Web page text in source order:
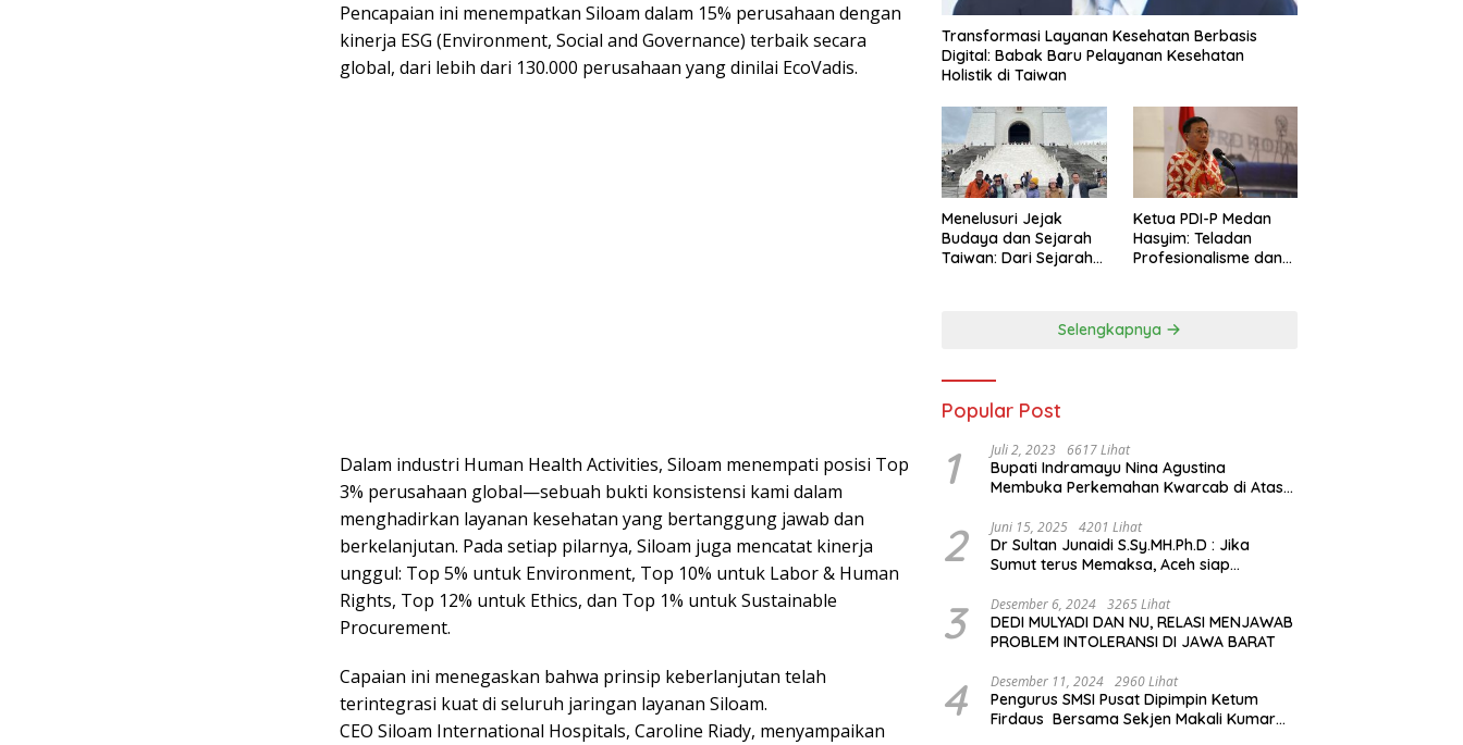
Pencapaian ini menempatkan Siloam dalam 15% perusahaan dengan
kinerja ESG (Environment, Social and Governance) terbaik secara
global, dari lebih dari 130.000 perusahaan yang dinilai EcoVadis.
Dalam industri Human Health Activities, Siloam menempati posisi Top
3% perusahaan global—sebuah bukti konsistensi kami dalam
menghadirkan layanan kesehatan yang bertanggung jawab dan
berkelanjutan. Pada setiap pilarnya, Siloam juga mencatat kinerja
unggul: Top 5% untuk Environment, Top 10% untuk Labor & Human
Rights, Top 12% untuk Ethics, dan Top 1% untuk Sustainable
Procurement.
Capaian ini menegaskan bahwa prinsip keberlanjutan telah
terintegrasi kuat di seluruh jaringan layanan Siloam.
CEO Siloam International Hospitals, Caroline Riady, menyampaikan
Transformasi Layanan Kesehatan Berbasis
Digital: Babak Baru Pelayanan Kesehatan
Holistik di Taiwan
Menelusuri Jejak
Budaya dan Sejarah
Taiwan: Dari Sejarah
Sejarah Chiang Kai-
Ketua PDI-P Medan
Hasyim: Teladan
Profesionalisme dan
Selengkapnya
Popular Post
1 Juli 2, 2023 6617 Lihat
Bupati Indramayu Nina Agustina
Membuka Perkemahan Kwarcab di Atas
2 Juni 15, 2025 4201 Lihat
Dr Sultan Junaidi S.Sy.MH.Ph.D : Jika
Sumut terus Memaksa, Aceh siap
Internasional
3 Desember 6, 2024 3265 Lihat
DEDI MULYADI DAN NU, RELASI MENJAWAB
PROBLEM INTOLERANSI DI JAWA BARAT
4 Desember 11, 2024 2960 Lihat
Pengurus SMSI Pusat Dipimpin Ketum
Firdaus Bersama Sekjen Makali Kumar